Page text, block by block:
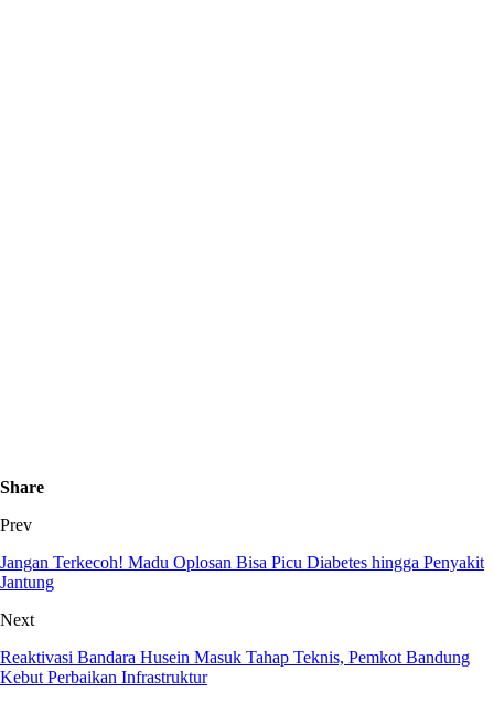
Share
Prev
Jangan Terkecoh! Madu Oplosan Bisa Picu Diabetes hingga Penyakit
Jantung
Next
Reaktivasi Bandara Husein Masuk Tahap Teknis, Pemkot Bandung
Kebut Perbaikan Infrastruktur